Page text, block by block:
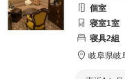
個室
寝室1室
寝具2組
岐阜県岐